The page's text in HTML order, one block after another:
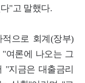
"고 말했다.
으로 회계(장부)
여론에 나오는 그
"지금은 대출금리